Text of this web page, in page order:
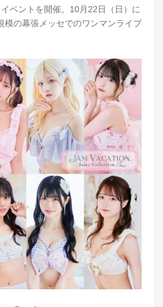
ベントを開催。10月22日（日）に
模の幕張メッセでのワンマンライブ